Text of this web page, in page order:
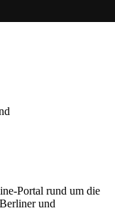
Portal rund um die
und